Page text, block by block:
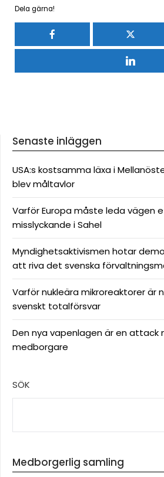
Dela gärna!
Senaste inläggen
USA:s kostsamma läxa i
blev måltavlor
Varför Europa måste leda vägen
misslyckande i Sahel
Myndighetsaktivismen hotar
att riva det svenska
Varför nukleära mikroreaktorer är
svenskt totalförsvar
Den nya vapenlagen är en attack
medborgare
SÖK
Medborgerlig samling